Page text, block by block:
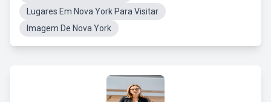
Lugares Em Nova York Para Visitar
Imagem De Nova York